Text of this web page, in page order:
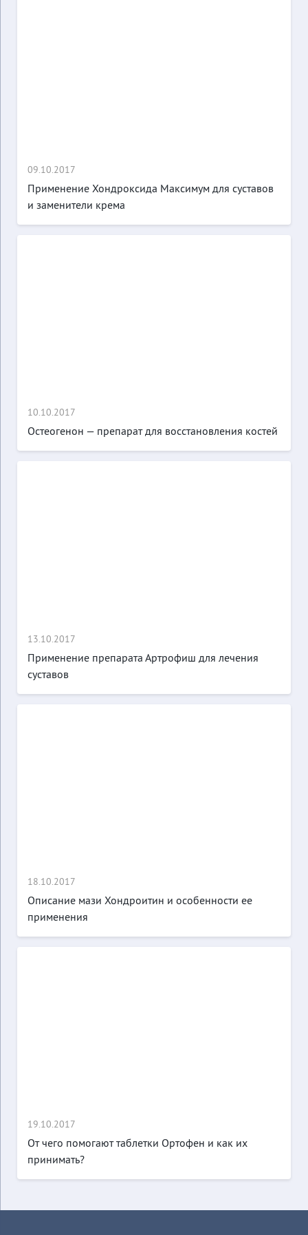
09.10.2017
Применение Хондроксида Максимум для суставов
и заменители крема
10.10.2017
Остеогенон — препарат для восстановления костей
13.10.2017
Применение препарата Артрофиш для лечения
суставов
18.10.2017
Описание мази Хондроитин и особенности ее
применения
19.10.2017
От чего помогают таблетки Ортофен и как их
принимать?